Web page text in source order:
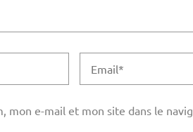
mon e-mail et mon site dans le